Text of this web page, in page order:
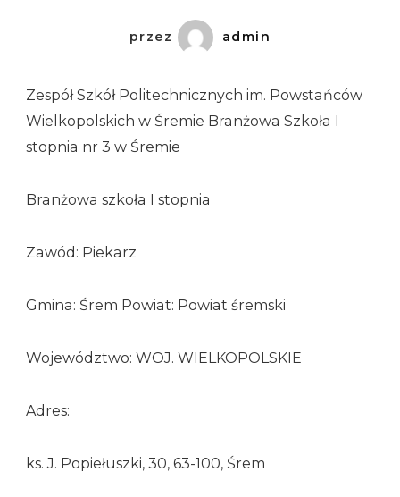
przez admin
Zespół Szkół Politechnicznych im. Powstańców
Wielkopolskich w Śremie Branżowa Szkoła I
stopnia nr 3 w Śremie
Branżowa szkoła I stopnia
Zawód: Piekarz
Gmina: Śrem Powiat: Powiat śremski
Województwo: WOJ. WIELKOPOLSKIE
Adres:
ks. J. Popiełuszki, 30, 63-100, Śrem